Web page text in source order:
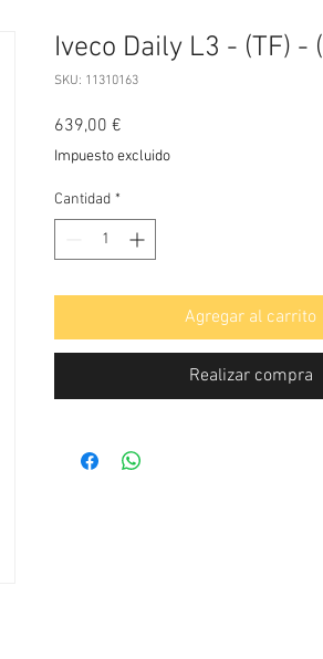
Iveco Daily L3 - (TF) -
SKU: 11310163
639,00 €
Impuesto excluido
Cantidad *
Agregar al carrito
Realizar compra